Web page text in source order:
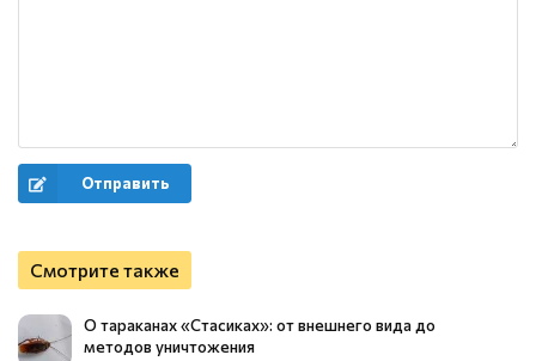
Отправить
Смотрите также
О тараканах «Стасиках»: от внешнего вида до
методов уничтожения